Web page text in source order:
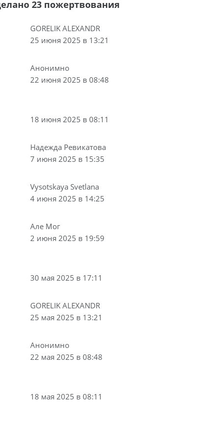
23 пожертвования
GORELIK ALEXANDR
25 июня 2025 в 13:21
Анонимно
22 июня 2025 в 08:48
18 июня 2025 в 08:11
Надежда Ревикатова
7 июня 2025 в 15:35
Vysotskaya Svetlana
4 июня 2025 в 14:25
Але Мог
2 июня 2025 в 19:59
30 мая 2025 в 17:11
GORELIK ALEXANDR
25 мая 2025 в 13:21
Анонимно
22 мая 2025 в 08:48
18 мая 2025 в 08:11